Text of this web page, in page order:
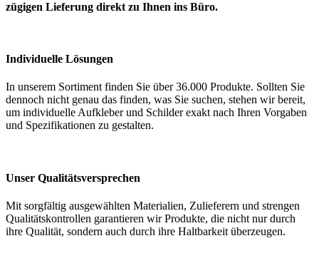
zügigen Lieferung direkt zu Ihnen ins Büro.
Individuelle Lösungen
In unserem Sortiment finden Sie über 36.000 Produkte. Sollten Sie
dennoch nicht genau das finden, was Sie suchen, stehen wir bereit,
um individuelle Aufkleber und Schilder exakt nach Ihren Vorgaben
und Spezifikationen zu gestalten.
Unser Qualitätsversprechen
Mit sorgfältig ausgewählten Materialien, Zulieferern und strengen
Qualitätskontrollen garantieren wir Produkte, die nicht nur durch
ihre Qualität, sondern auch durch ihre Haltbarkeit überzeugen.